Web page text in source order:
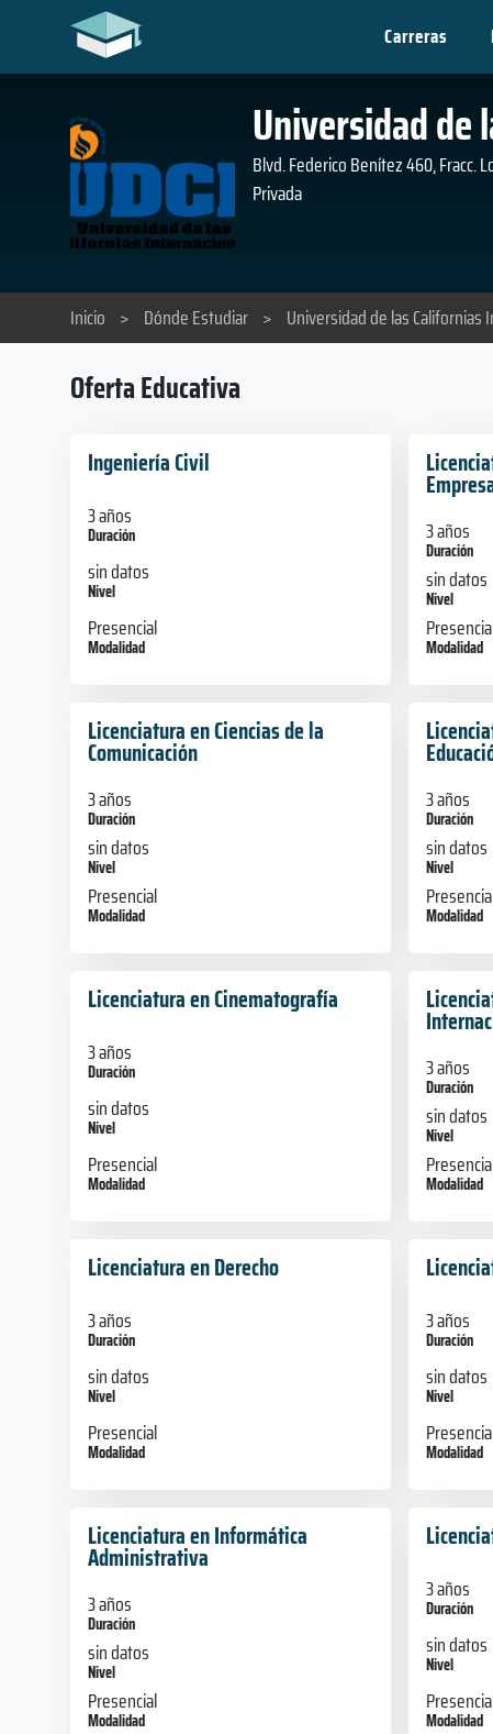
Carreras
Universidad de
Blvd. Federico Benítez 460, Fracc.
Privada
Inicio > Dónde Estudiar > Universidad de las Californias
Oferta Educativa
Ingeniería Civil
3 años
Duración
sin datos
Nivel
Presencial
Modalidad
3 años
Duración
sin datos
Nivel
Modalidad
Licenciatura en Ciencias de la
Comunicación
3 años
Duración
sin datos
Nivel
Presencial
Modalidad
3 años
Duración
sin datos
Nivel
Modalidad
Licenciatura en Cinematografía
3 años
Duración
sin datos
Nivel
Presencial
Modalidad
3 años
Duración
sin datos
Nivel
Modalidad
Licenciatura en Derecho
3 años
Duración
sin datos
Nivel
Presencial
Modalidad
3 años
Duración
sin datos
Nivel
Modalidad
Licenciatura en Informática
Administrativa
3 años
Duración
sin datos
Nivel
Presencial
Modalidad
3 años
Duración
sin datos
Nivel
Modalidad